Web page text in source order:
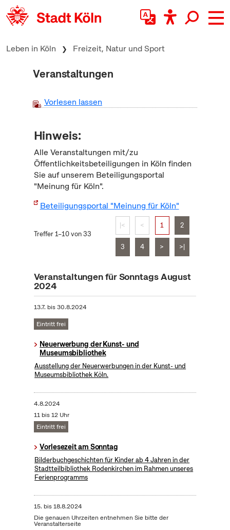
zum Inhalt springen
Leben in Köln Freizeit, Natur und Sport
Veranstaltungen
Vorlesen lassen
Hinweis:
Alle Veranstaltungen mit/zu
Öffentlichkeitsbeteiligungen in Köln finden
Sie auf unserem Beteiligungsportal
"Meinung für Köln".
Beteiligungsportal "Meinung für Köln"
Treffer 1–10 von 33
|< < 1 2
3 4 > >|
Veranstaltungen für Sonntags August
2024
13.7. bis30.8.2024
Eintritt frei
Neuerwerbung der Kunst- und
Museumsbibliothek
Ausstellung der Neuerwerbungen in der Kunst- und
Museumsbibliothek Köln.
4.8.2024
11 bis 12 Uhr
Eintritt frei
Vorlesezeit am Sonntag
Bilderbuchgeschichten für Kinder ab 4 Jahren in der
Stadtteilbibliothek Rodenkirchen im Rahmen unseres
Ferienprogramms
15. bis18.8.2024
Die genauen Uhrzeiten entnehmen Sie bitte der
Veranstalterseite